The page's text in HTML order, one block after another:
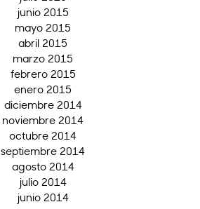
junio 2015
mayo 2015
abril 2015
marzo 2015
febrero 2015
enero 2015
diciembre 2014
noviembre 2014
octubre 2014
septiembre 2014
agosto 2014
julio 2014
junio 2014